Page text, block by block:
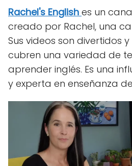
Rachel's English es un
creado por Rachel, una
Sus videos son divertidos
cubren una variedad de
aprender inglés. Es una
y experta en enseñanza